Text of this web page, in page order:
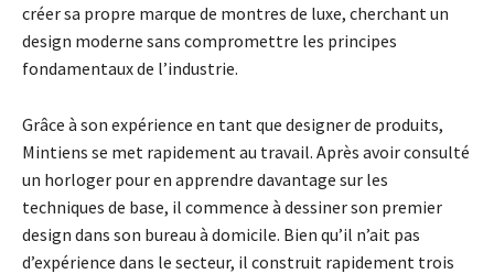
créer sa propre marque de montres de luxe, cherchant un
design moderne sans compromettre les principes
fondamentaux de l’industrie.
Grâce à son expérience en tant que designer de produits,
Mintiens se met rapidement au travail. Après avoir consulté
un horloger pour en apprendre davantage sur les
techniques de base, il commence à dessiner son premier
design dans son bureau à domicile. Bien qu’il n’ait pas
d’expérience dans le secteur, il construit rapidement trois